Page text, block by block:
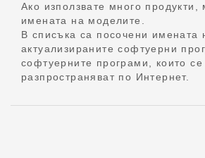
Ако използвате много продукти,
имената на моделите.
В списъка са посочени имената
актуализираните софтуерни
софтуерните програми, които се
разпространяват по Интернет.